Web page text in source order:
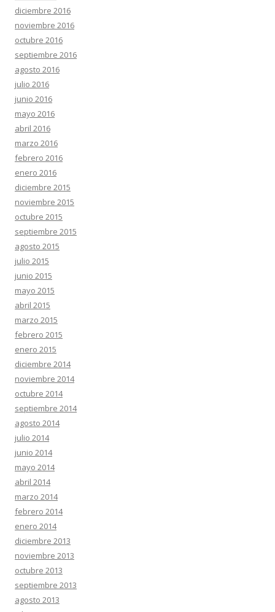
diciembre 2016
noviembre 2016
octubre 2016
septiembre 2016
agosto 2016
julio 2016
junio 2016
mayo 2016
abril 2016
marzo 2016
febrero 2016
enero 2016
diciembre 2015
noviembre 2015
octubre 2015
septiembre 2015
agosto 2015
julio 2015
junio 2015
mayo 2015
abril 2015
marzo 2015
febrero 2015
enero 2015
diciembre 2014
noviembre 2014
octubre 2014
septiembre 2014
agosto 2014
julio 2014
junio 2014
mayo 2014
abril 2014
marzo 2014
febrero 2014
enero 2014
diciembre 2013
noviembre 2013
octubre 2013
septiembre 2013
agosto 2013